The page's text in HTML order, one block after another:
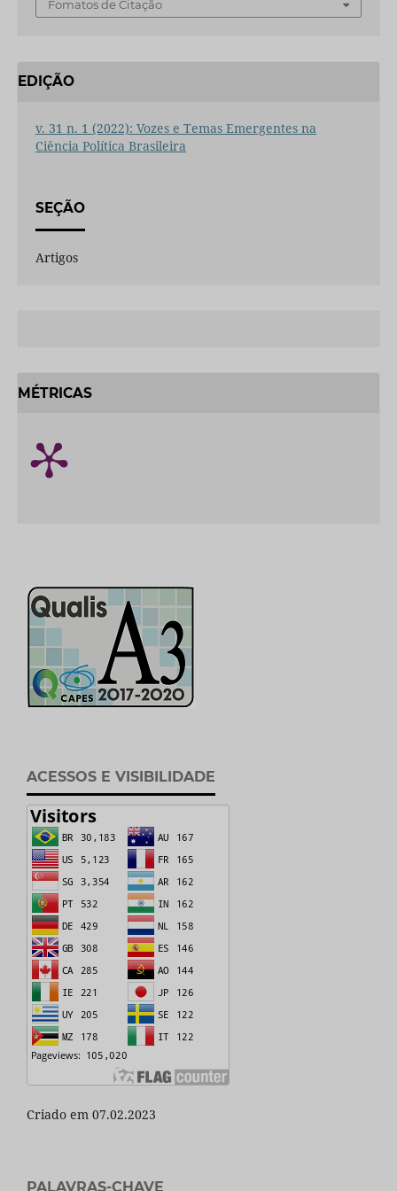
Fomatos de Citação
EDIÇÃO
v. 31 n. 1 (2022): Vozes e Temas Emergentes na
Ciência Política Brasileira
SEÇÃO
Artigos
MÉTRICAS
ACESSOS E VISIBILIDADE
Criado em 07.02.2023
PALAVRAS-CHAVE